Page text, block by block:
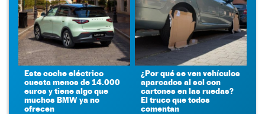
Este coche eléctrico
cuesta menos de 14.000
euros y tiene algo que
muchos BMW ya no
ofrecen
¿Por qué se ven vehículos
aparcados al sol con
cartones en las ruedas?
El truco que todos
comentan